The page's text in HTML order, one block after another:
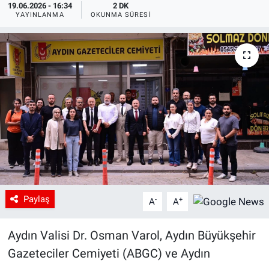
19.06.2026 - 16:34
YAYINLANMA
2 DK
OKUNMA SÜRESI
Paylaş A- A+
Aydın Valisi Dr. Osman Varol, Aydın Büyükşehir
Gazeteciler Cemiyeti (ABGC) ve Aydın